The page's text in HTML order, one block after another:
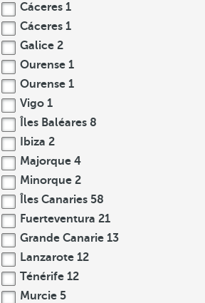
Cáceres 1
Cáceres 1
Galice 2
Ourense 1
Ourense 1
Vigo 1
Îles Baléares 8
Ibiza 2
Majorque 4
Minorque 2
Îles Canaries 58
Fuerteventura 21
Grande Canarie 13
Lanzarote 12
Ténérife 12
Murcie 5